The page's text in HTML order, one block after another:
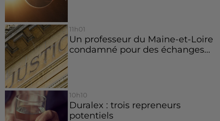
11h01
Un professeur du Maine-et-Loire
condamné pour des échanges...
10h10
Duralex : trois repreneurs
potentiels